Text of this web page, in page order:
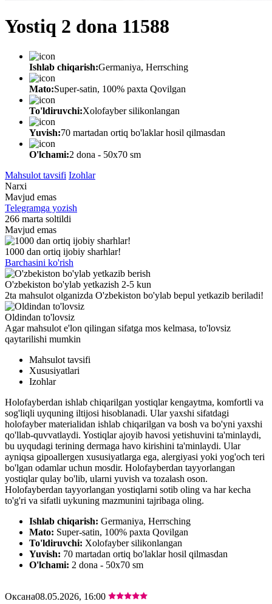
Yostiq 2 dona 11588
Ishlab chiqarish:Germaniya, Herrsching
Mato:Super-satin, 100% paxta Qovilgan
To'ldiruvchi:Xolofayber silikonlangan
Yuvish:70 martadan ortiq bo'laklar hosil qilmasdan
O'lchami:2 dona - 50х70 sm
Mahsulot tavsifi Izohlar
Narxi
Mavjud emas
Telegramga yozish
266 marta soltildi
Mavjud emas
1000 dan ortiq ijobiy sharhlar!
Barchasini ko'rish
O'zbekiston bo'ylab yetkazish 2-5 kun
2ta mahsulot olganizda O'zbekiston bo'ylab bepul yetkazib beriladi!
Oldindan to'lovsiz
Agar mahsulot e'lon qilingan sifatga mos kelmasa, to'lovsiz
qaytarilishi mumkin
Mahsulot tavsifi
Xususiyatlari
Izohlar
Holofayberdan ishlab chiqarilgan yostiqlar kengaytma, komfortli va
sog'liqli uyquning iltijosi hisoblanadi. Ular yaxshi sifatdagi
holofayber materialidan ishlab chiqarilgan va bosh va bo'yni yaxshi
qo'llab-quvvatlaydi. Yostiqlar ajoyib havosi yetishuvini ta'minlaydi,
bu uyqudagi terining dermaga havo kirishini ta'minlaydi. Ular
ayniqsa gipoallergen xususiyatlarga ega, alergiyasi yoki yog'och teri
bo'lgan odamlar uchun mosdir. Holofayberdan tayyorlangan
yostiqlar qulay bo'lib, ularni yuvish va tozalash oson.
Holofayberdan tayyorlangan yostiqlarni sotib oling va har kecha
to'g'ri va sifatli uykuning mazmunini tajribaga oling.
Ishlab chiqarish: Germaniya, Herrsching
Mato: Super-satin, 100% paxta Qovilgan
To'ldiruvchi: Xolofayber silikonlangan
Yuvish: 70 martadan ortiq bo'laklar hosil qilmasdan
O'lchami: 2 dona - 50х70 sm
Оксана08.05.2026, 16:00